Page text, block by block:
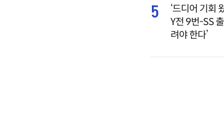
5
‘드디어 기회
Y전 9번-SS
려야 한다’